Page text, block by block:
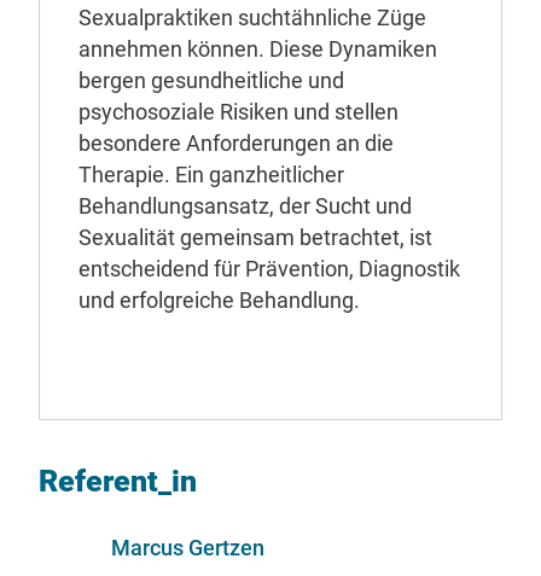
Sexualpraktiken suchtähnliche Züge
annehmen können. Diese Dynamiken
bergen gesundheitliche und
psychosoziale Risiken und stellen
besondere Anforderungen an die
Therapie. Ein ganzheitlicher
Behandlungsansatz, der Sucht und
Sexualität gemeinsam betrachtet, ist
entscheidend für Prävention, Diagnostik
und erfolgreiche Behandlung.
Referent_in
Marcus Gertzen